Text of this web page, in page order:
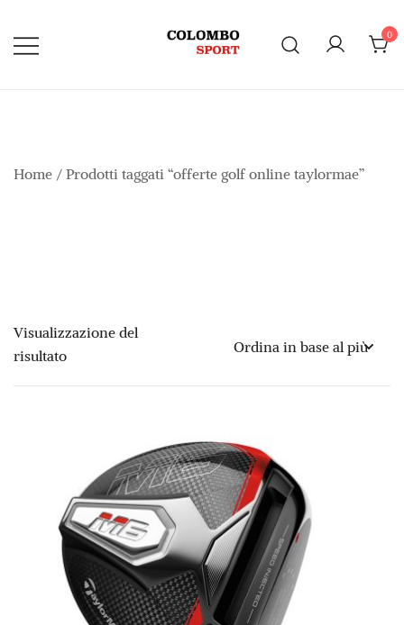
contenuto
0
Home / Prodotti taggati “offerte golf online taylormae”
Visualizzazione del
risultato